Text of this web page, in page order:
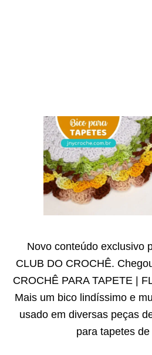
Novo conteúdo exclusivo
CLUB DO CROCHÊ.
CROCHÊ PARA TAPETE |
Mais um bico lindíssimo e
usado em diversas peças
para tapetes